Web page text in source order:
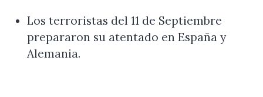
Los terroristas del 11 de Septiembre
prepararon su atentado en España y
Alemania.